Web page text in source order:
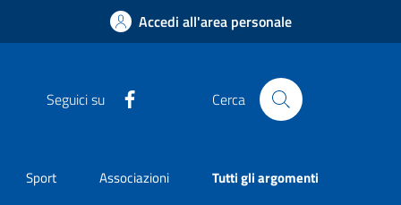
Accedi all'area personale
Seguici su Cerca
Sport Associazioni Tutti gli argomenti